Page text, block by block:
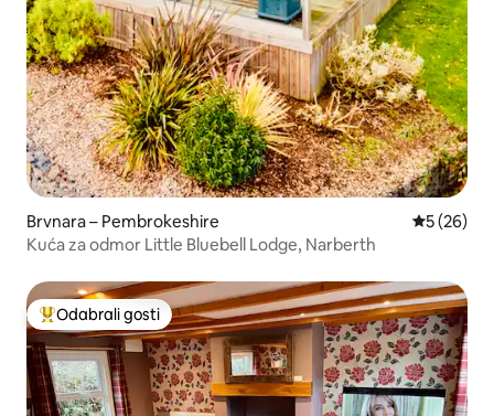
Brvnara – Pembrokeshire Prosječna
5 (26)
Kuća za odmor Little Bluebell Lodge, Narberth
Među najviše rangiranima s oznakom „Odabrali gosti”
Odabrali gosti